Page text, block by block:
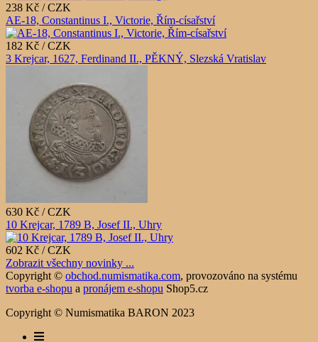
238 Kč / CZK
AE-18, Constantinus I., Victorie, Řím-císařství
182 Kč / CZK
3 Krejcar, 1627, Ferdinand II., PĚKNÝ, Slezská Vratislav
630 Kč / CZK
10 Krejcar, 1789 B, Josef II., Uhry
602 Kč / CZK
Zobrazit všechny novinky ...
Copyright © obchod.numismatika.com, provozováno na systému
tvorba e-shopu a pronájem e-shopu Shop5.cz
Copyright © Numismatika BARON 2023